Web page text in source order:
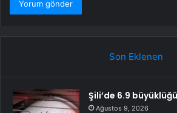
Son Eklenen
Şili’de 6.9
Ağustos 9, 2026